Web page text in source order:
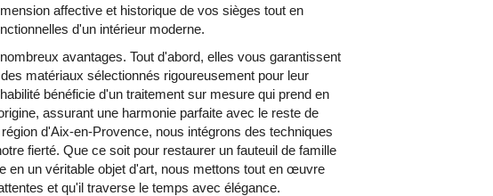
affective et historique de vos sièges tout en
d'un intérieur moderne.
avantages. Tout d'abord, elles vous garantissent
matériaux sélectionnés rigoureusement pour leur
bénéficie d'un traitement sur mesure qui prend en
assurant une harmonie parfaite avec le reste de
d'Aix-en-Provence, nous intégrons des techniques
fierté. Que ce soit pour restaurer un fauteuil de famille
en un véritable objet d'art, nous mettons tout en œuvre
et qu'il traverse le temps avec élégance.